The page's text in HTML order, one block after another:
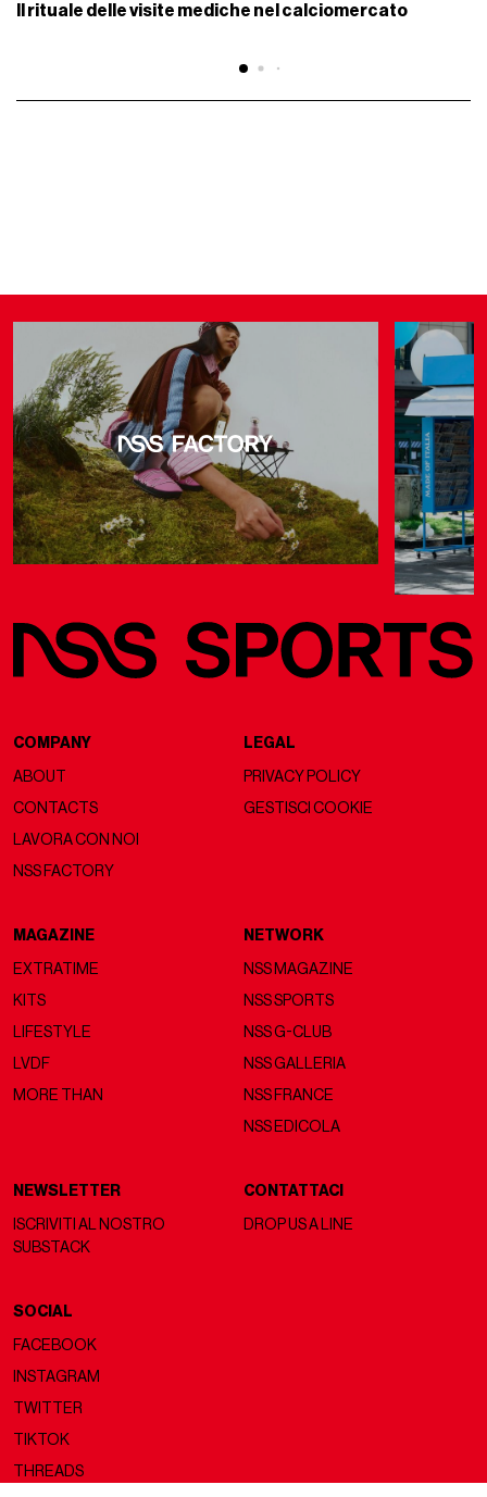
Il rituale delle visite mediche nel calciomercato
COMPANY
ABOUT
CONTACTS
LAVORA CON NOI
NSS FACTORY
LEGAL
PRIVACY POLICY
GESTISCI COOKIE
MAGAZINE
EXTRATIME
KITS
LIFESTYLE
LVDF
MORE THAN
NETWORK
NSS MAGAZINE
NSS SPORTS
NSS G-CLUB
NSS GALLERIA
NSS FRANCE
NSS EDICOLA
NEWSLETTER
ISCRIVITI AL NOSTRO
SUBSTACK
CONTATTACI
DROP US A LINE
SOCIAL
FACEBOOK
INSTAGRAM
TWITTER
TIKTOK
THREADS